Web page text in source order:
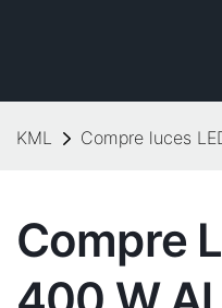
KML Compre luces
Compre